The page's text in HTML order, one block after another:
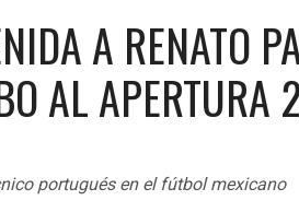
A RENATO
AL APERTURA
portugués en el fútbol mexicano